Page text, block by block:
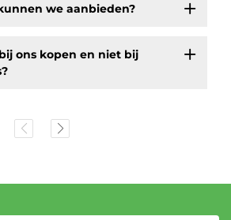
we aanbieden?
ons kopen en niet bij